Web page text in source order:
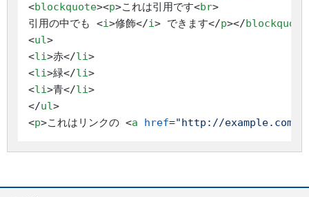
<blockquote><p>これは引用です<br>
引用の中でも <i>修飾</i> できます</p></blockquote
<ul>
<li>赤</li>
<li>緑</li>
<li>青</li>
</ul>
<p>これはリンクの <a href="http://example.com/"